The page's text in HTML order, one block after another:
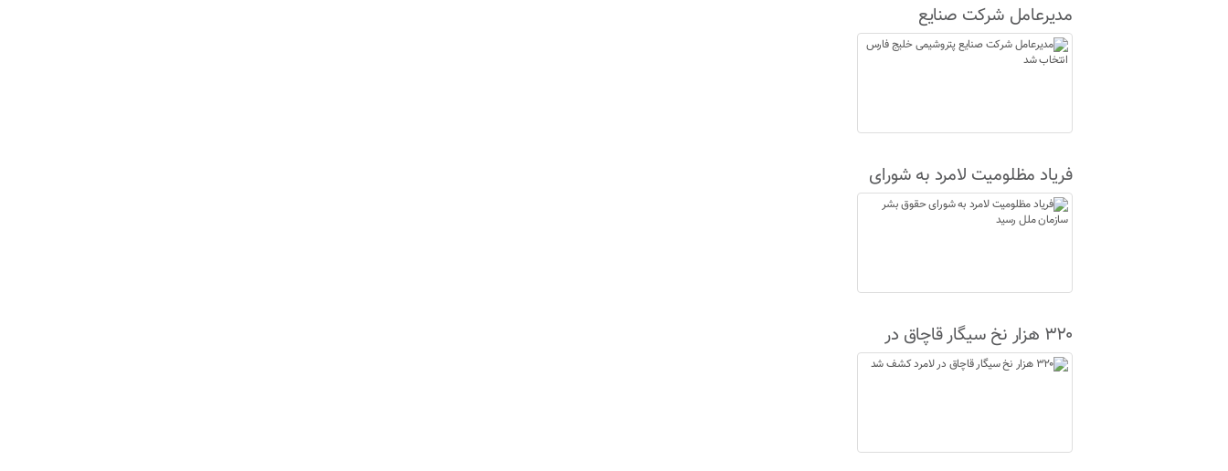
مدیرعامل شرکت صنایع
پتروشیمی خلیج فارس انتخاب
شد
فریاد مظلومیت لامرد به شورای
حقوق بشر سازمان ملل رسید
۳۲۰ هزار نخ سیگار قاچاق در
لامرد کشف شد